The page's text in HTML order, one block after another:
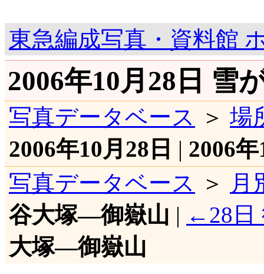
東急編成写真・資料館
2006年10月28日 雪
写真データベース ＞ 場
2006年10月28日 | 2006
写真データベース
＞
月
谷大塚―御嶽山 | ←28日
大塚―御嶽山